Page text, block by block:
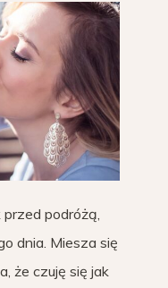
podróżą,
dnia. Miesza się
że czuję się jak